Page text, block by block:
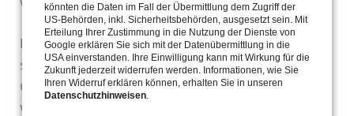
Nach dem Umbau 1843 und der Renovierung 1984
standen wieder dringende Sanierungsarbeiten an
unserer St.Gotthardt-Kirche an. Aus diesem Grund
wurde 2015 unser Förderverein gegründet mit
könnten die Daten im Fall der Übermittlung dem Zugriff der
US-Behörden, inkl. Sicherheitsbehörden, ausgesetzt sein. Mit
Erteilung Ihrer Zustimmung in die Nutzung der Dienste von
Google erklären Sie sich mit der Datenübermittlung in die
USA einverstanden. Ihre Einwilligung kann mit Wirkung für die
Zukunft jederzeit widerrufen werden. Informationen, wie Sie
Ihren Widerruf erklären können, erhalten Sie in unseren
Datenschutzhinweisen